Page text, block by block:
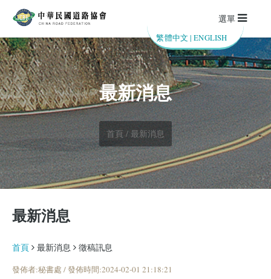
繁體中文 |ENGLISH
選單
最新消息
首頁 / 最新消息
最新消息
首頁 最新消息 徵稿訊息
發佈者:秘書處 / 發佈時間:2024-02-01 21:18:21